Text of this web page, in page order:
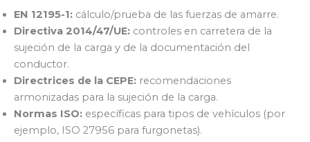
EN 12195-1: cálculo/prueba de las fuerzas de amarre.
Directiva 2014/47/UE: controles en carretera de la
sujeción de la carga y de la documentación del
conductor.
Directrices de la CEPE: recomendaciones
armonizadas para la sujeción de la carga.
Normas ISO: específicas para tipos de vehículos (por
ejemplo, ISO 27956 para furgonetas).